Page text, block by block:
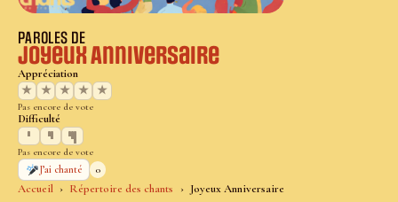
Accueil Répertoire des chants Joyeux Anniversaire
PAROLES DE
Joyeux Anniversaire
Appréciation
★
★ ★ ★ ★
Pas encore de vote
Difficulté
Pas encore de vote
J’ai chanté
0